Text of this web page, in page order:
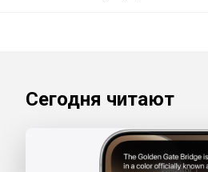
Сегодня читают